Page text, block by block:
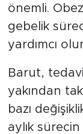
önemli.
gebelik
yardımcı
Barut,
yakından
bazı
aylık